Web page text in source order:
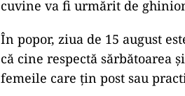
cuvine va fi urmărit de
În popor, ziua de 15 august
că cine respectă sărbătoarea
femeile care țin post sau